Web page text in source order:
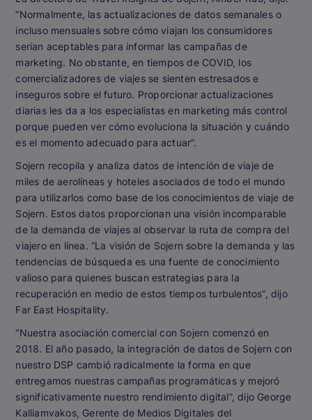
“Normalmente, las actualizaciones de datos semanales o
incluso mensuales sobre cómo viajan los consumidores
serían aceptables para informar las campañas de
marketing. No obstante, en tiempos de COVID, los
comercializadores de viajes se sienten estresados e
inseguros sobre el futuro. Proporcionar actualizaciones
diarias les da a los especialistas en marketing más control
porque pueden ver cómo evoluciona la situación y cuándo
es el momento adecuado para actuar”.
Sojern recopila y analiza datos de intención de viaje de
miles de aerolíneas y hoteles asociados de todo el mundo
para utilizarlos como base de los conocimientos de viaje de
Sojern. Estos datos proporcionan una visión incomparable
de la demanda de viajes al observar la ruta de compra del
viajero en línea. “La visión de Sojern sobre la demanda y las
tendencias de búsqueda es una fuente de conocimiento
valioso para quienes buscan estrategias para la
recuperación en medio de estos tiempos turbulentos”, dijo
Far East Hospitality.
“Nuestra asociación comercial con Sojern comenzó en
2018. El año pasado, la integración de datos de Sojern con
nuestro DSP cambió radicalmente la forma en que
entregamos nuestras campañas programáticas y mejoró
significativamente nuestro rendimiento digital”, dijo George
Kalliamvakos, Gerente de Medios Digitales del